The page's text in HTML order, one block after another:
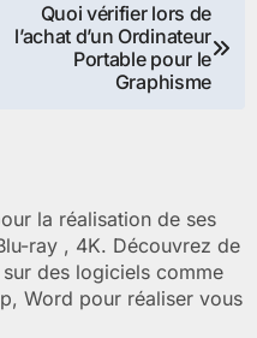
Quoi vérifier lors de
l’achat d’un Ordinateur
Portable pour le
Graphisme
la réalisation de ses
ray , 4K. Découvrez de
des logiciels comme
Word pour réaliser vous